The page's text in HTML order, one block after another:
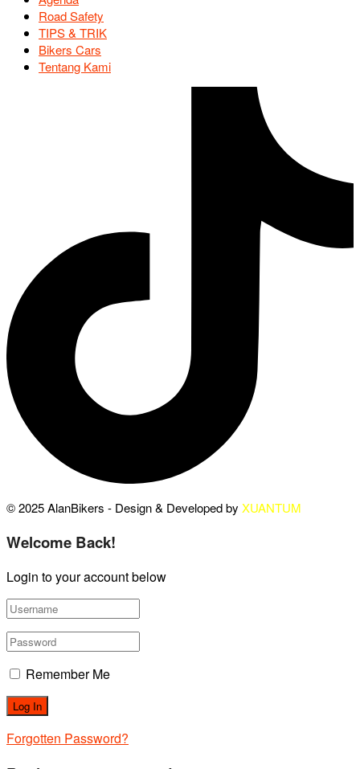
Road Safety
TIPS & TRIK
Bikers Cars
Tentang Kami
© 2025 AlanBikers - Design & Developed by XUANTUM
Welcome Back!
Login to your account below
Remember Me
Forgotten Password?